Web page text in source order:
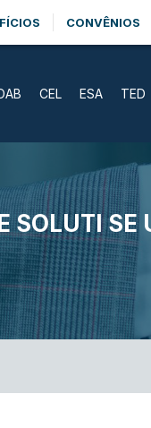
CONVÊNIOS
CEL ESA TED
SOLUTI